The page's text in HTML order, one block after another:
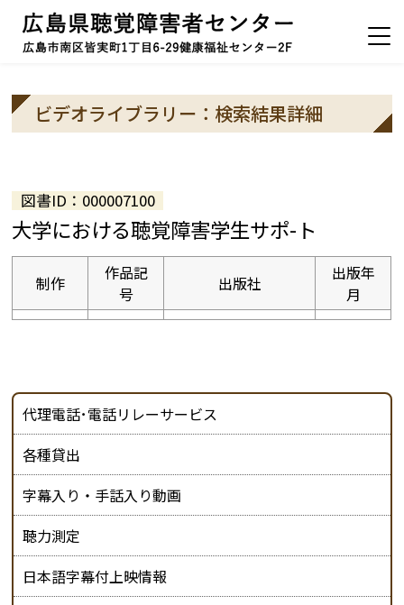
ビデオライブラリー：検索結果詳細
図書ID：000007100
大学における聴覚障害学生サポ-ト
制作
作品記
号
出版社
出版年
月
代理電話･電話リレーサービス
各種貸出
字幕入り・手話入り動画
聴力測定
日本語字幕付上映情報